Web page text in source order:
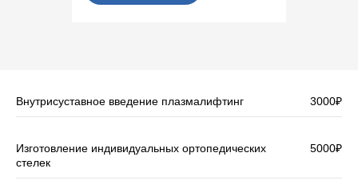
Внутрисуставное введение плазмалифтинг 3000₽
Изготовление индивидуальных ортопедических
стелек
5000₽